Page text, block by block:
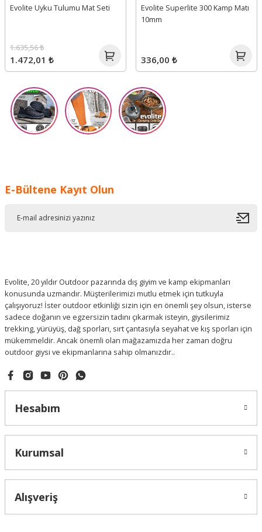
Evolite Uyku Tulumu Mat Seti
1.472,01 ₺
1.635,56 ₺
Evolite Superlite 300 Kamp Matı
10mm
336,00 ₺
E-Bültene Kayıt Olun
Evolite, 20 yıldır Outdoor pazarında dış giyim ve kamp ekipmanları
konusunda uzmandır. Müşterilerimizi mutlu etmek için tutkuyla
çalışıyoruz! İster outdoor etkinliği sizin için en önemli şey olsun, isterse
sadece doğanın ve egzersizin tadını çıkarmak isteyin, giysilerimiz
trekking, yürüyüş, dağ sporları, sırt çantasıyla seyahat ve kış sporları için
mükemmeldir. Ancak önemli olan mağazamızda her zaman doğru
outdoor giysi ve ekipmanlarına sahip olmanızdır..
Hesabım
Kurumsal
Alışveriş